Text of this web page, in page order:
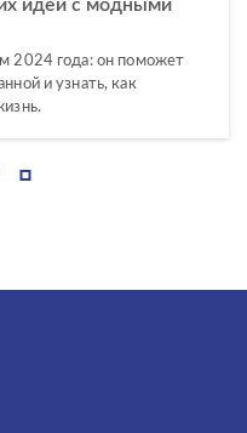
идей с модными
2024 года: он поможет
и узнать, как